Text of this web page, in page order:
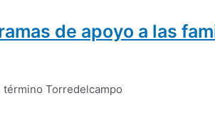
de apoyo a las